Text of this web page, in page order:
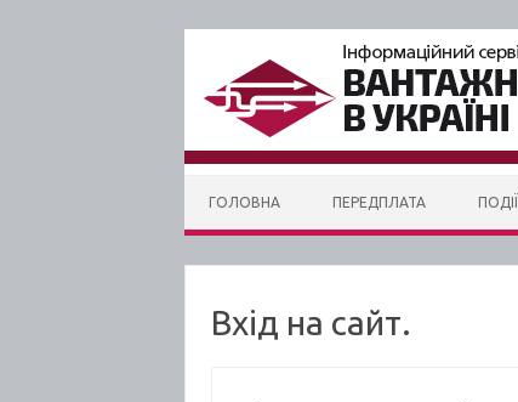
ГОЛОВНА ПЕРЕДПЛАТА ПОДІЇ
Вхід на сайт.